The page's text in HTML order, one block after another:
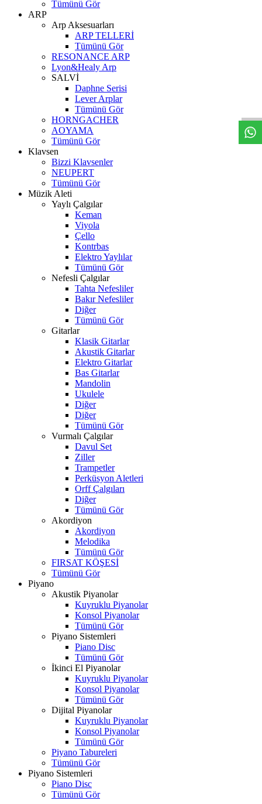
Tümünü Gör
ARP
Arp Aksesuarları
ARP TELLERİ
Tümünü Gör
RESONANCE ARP
Lyon&Healy Arp
SALVİ
Daphne Serisi
Lever Arplar
Tümünü Gör
HORNGACHER
AOYAMA
Tümünü Gör
Klavsen
Bizzi Klavsenler
NEUPERT
Tümünü Gör
Müzik Aleti
Yaylı Çalgılar
Keman
Viyola
Çello
Kontrbas
Elektro Yaylılar
Tümünü Gör
Nefesli Çalgılar
Tahta Nefesliler
Bakır Nefesliler
Diğer
Tümünü Gör
Gitarlar
Klasik Gitarlar
Akustik Gitarlar
Elektro Gitarlar
Bas Gitarlar
Mandolin
Ukulele
Diğer
Diğer
Tümünü Gör
Vurmalı Çalgılar
Davul Set
Ziller
Trampetler
Perküsyon Aletleri
Orff Çalgıları
Diğer
Tümünü Gör
Akordiyon
Akordiyon
Melodika
Tümünü Gör
FIRSAT KÖŞESİ
Tümünü Gör
Piyano
Akustik Piyanolar
Kuyruklu Piyanolar
Konsol Piyanolar
Tümünü Gör
Piyano Sistemleri
Piano Disc
Tümünü Gör
İkinci El Piyanolar
Kuyruklu Piyanolar
Konsol Piyanolar
Tümünü Gör
Dijital Piyanolar
Kuyruklu Piyanolar
Konsol Piyanolar
Tümünü Gör
Piyano Tabureleri
Tümünü Gör
Piyano Sistemleri
Piano Disc
Tümünü Gör